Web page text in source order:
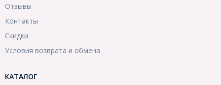
Отзывы
Контакты
Скидки
Условия возврата и обмена
КАТАЛОГ